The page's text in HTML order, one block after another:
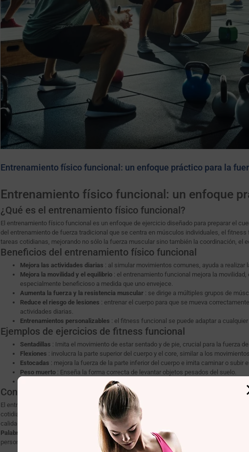
Entrenamiento físico funcional: un enfoque práctico para la
Entrenamiento físico funcional: un enfoque
¿Qué es el entrenamiento físico funcional?
El entrenamiento físico funcional es un enfoque de ejercicio diseñado para preparar el
del entrenamiento de fuerza tradicional que se centra en músculos individuales, el
tareas cotidianas, mejorando no sólo la fuerza muscular sino también la coordinación, el
Beneficios del entrenamiento físico funcional
Mejora las actividades diarias : al simular movimientos comunes, ayuda a
Mejora la movilidad y el equilibrio : el entrenamiento funcional mejora la
especialmente beneficioso a medida que uno envejece.
Aumenta la fuerza y ​​la resistencia muscular : se dirige a múltiples grupos de
Reduce el riesgo de lesiones : entrenar el cuerpo para que se mueva
actividades diarias.
Entrenamientos personalizables : el fitness funcional se puede adaptar a
Ejemplos de ejercicios de fitness funcional
Sentadillas : Imita el movimiento de estar sentado y de pie, crucial para la fuerza
Flexiones : involucra la parte superior del cuerpo y el core, similar a los
Estocadas : mejora la fuerza de la parte inferior del cuerpo e imita caminar o subir
Peso muerto : Enseña la forma correcta de levantar objetos pesados ​​del suelo.
: Fortalece el core, fundamental para la estabilidad y el equilibrio.
Conclusión
El entrenamiento funcional ofrece un enfoque holístico del ejercicio, centrándose en
cotidianas. Ya seas un atleta, una persona mayor o algo intermedio, incorporar
calidad de vida.
Palabras clave
: Entrenamiento funcional, fuerza diaria, movilidad, equilibrio, fuerza
personalizables.